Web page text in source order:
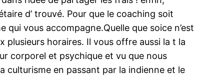
d’ trouvé. Pour que le coaching soit
vous accompagne.Quelle que soice n’est
plusieurs horaires. Il vous offre aussi la t la
corporel et psychique et vu que nous
culturisme en passant par la indienne et le